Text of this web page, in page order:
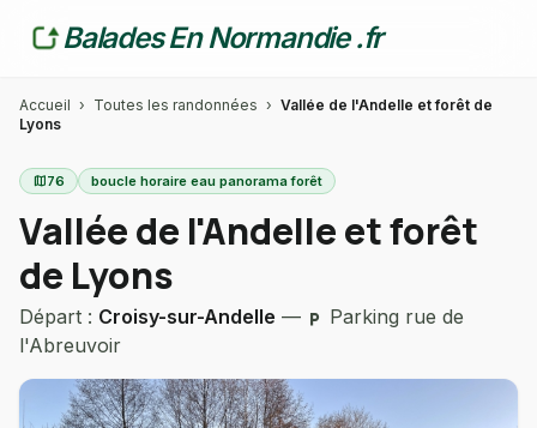
Balades En Normandie .fr
Accueil › Toutes les randonnées › Vallée de l'Andelle et forêt de
Lyons
map76 boucle horaire eau panorama forêt
Vallée de l'Andelle et forêt
de Lyons
Départ : Croisy-sur-Andelle — local_parking
Parking rue de
l'Abreuvoir